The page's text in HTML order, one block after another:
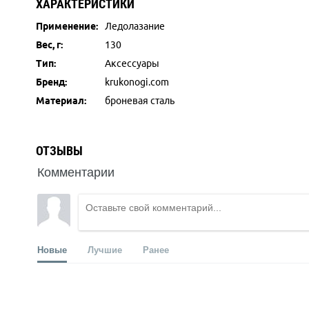
ХАРАКТЕРИСТИКИ
Применение:
Ледолазание
Вес, г:
130
Тип:
Аксессуары
Бренд:
krukonogi.com
Материал:
броневая сталь
ОТЗЫВЫ
Комментарии
Новые Лучшие Ранее